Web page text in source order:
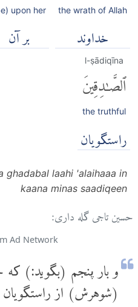
the wrath of Allah
خداوند
upon her
بر آن
l-ṣādiqīna
ٱلصَّٰدِقِينَ
the truthful
راستگویان
ghadabal laahi 'alaihaaa in
kaana minas saadiqeen
حسین تاجی گله داری:
Ad Network
و بار پنجم (بگوید:) که
(شوهرش) از